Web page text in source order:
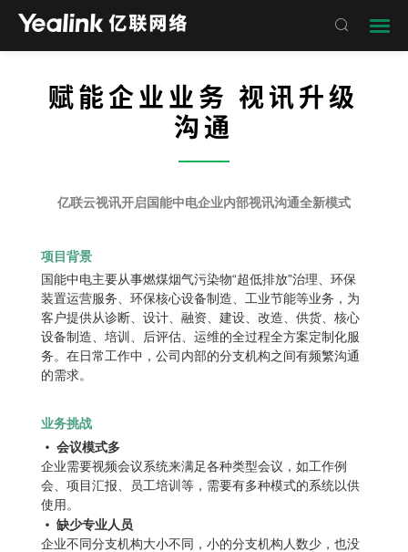

赋能企业业务 视讯升级
沟通
——
亿联云视讯开启国能中电企业内部视讯沟通全新模式
项目背景
国能中电主要从事燃煤烟气污染物“超低排放”治理、环保
装置运营服务、环保核心设备制造、工业节能等业务，为
客户提供从诊断、设计、融资、建设、改造、供货、核心
设备制造、培训、后评估、运维的全过程全方案定制化服
务。在日常工作中，公司内部的分支机构之间有频繁沟通
的需求。
业务挑战
• 会议模式多
企业需要视频会议系统来满足各种类型会议，如工作例
会、项目汇报、员工培训等，需要有多种模式的系统以供
使用。
• 缺少专业人员
企业不同分支机构大小不同，小的分支机构人数少，也没